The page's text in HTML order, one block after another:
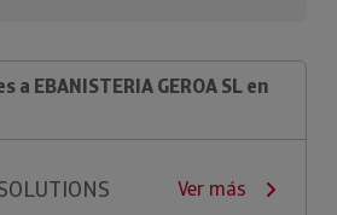
a EBANISTERIA GEROA SL en
Ver más